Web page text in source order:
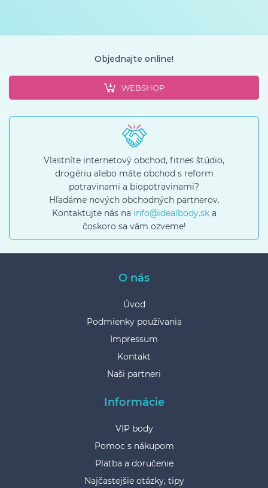
Objednajte online!
WEBSHOP
Vlastníte internetový obchod, fitnes štúdio,
drogériu alebo máte obchod s reform
potravinami a biopotravinami?
Hľadáme nových obchodných partnerov.
Kontaktujte nás na info@idealbody.ska
čoskoro sa vám ozveme!
O nás
Úvod
Podmienky používania
Impressum
Kontakt
Naši partneri
Informácie
VIP body
Pomoc s nákupom
Platba a doručenie
Najčastejšie otázky, tipy